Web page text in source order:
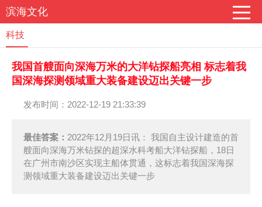
滨海文化
科技
我国首艘面向深海万米的大洋钻探船亮相 标志着我
国深海探测领域重大装备建设迈出关键一步
发布时间：2022-12-19 21:33:39
最佳答案： 2022年12月19日讯： 我国自主设计建造的首
艘面向深海万米钻探的超深水科考船大洋钻探船，18日
在广州市南沙区实现主船体贯通，这标志着我国深海探
测领域重大装备建设迈出关键一步